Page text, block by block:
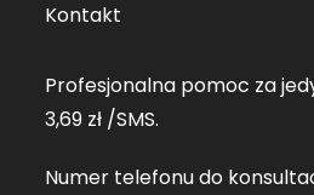
Kontakt
Profesjonalna pomoc za
3,69 zł /SMS.
Numer telefonu do